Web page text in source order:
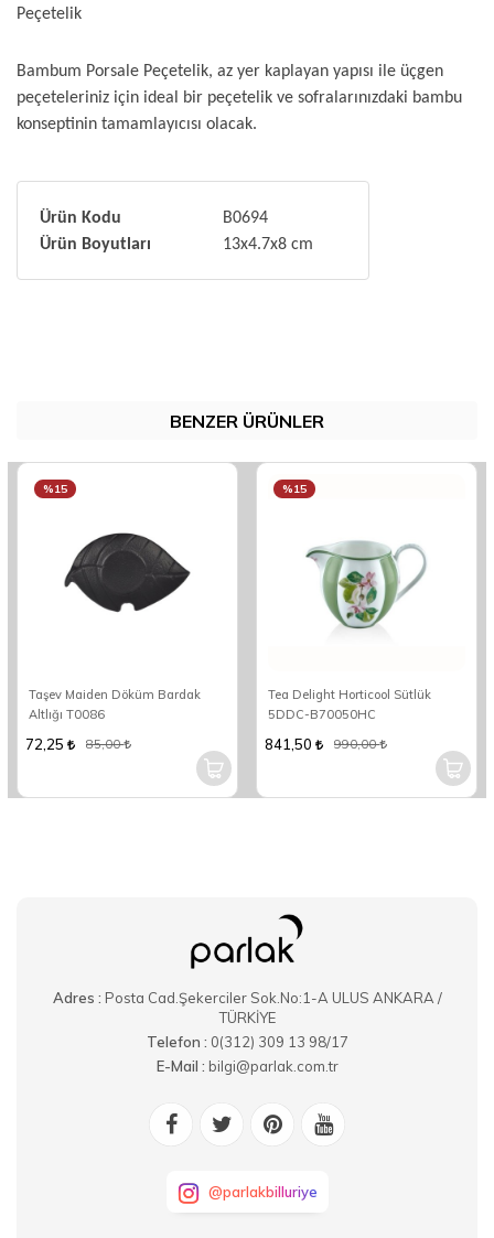
Peçetelik
Bambum Porsale Peçetelik, az yer kaplayan yapısı ile üçgen
peçeteleriniz için ideal bir peçetelik ve sofralarınızdaki bambu
konseptinin tamamlayıcısı olacak.
Ürün Kodu
B0694
Ürün Boyutları
13x4.7x8 cm
BENZER ÜRÜNLER
Taşev Maiden Döküm Bardak
Altlığı T0086
%15
72,25 85,00
Tea Delight Horticool Sütlük
5DDC-B70050HC
%15
841,50 990,00
Adres : Posta Cad.Şekerciler Sok.No:1-A ULUS ANKARA /
TÜRKİYE
Telefon : 0(312) 309 13 98/17
E-Mail : bilgi@parlak.com.tr
@parlakbilluriye